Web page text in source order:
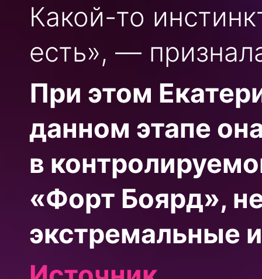
Какой-то
есть», —
При этом
данном этапе
в
«Форт Боярд»,
экстремальные